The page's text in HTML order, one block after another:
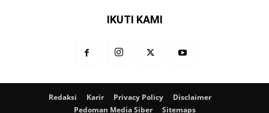
IKUTI KAMI
Redaksi Karir Privacy Policy
Disclaimer
Pedoman Media Siber
Sitemaps